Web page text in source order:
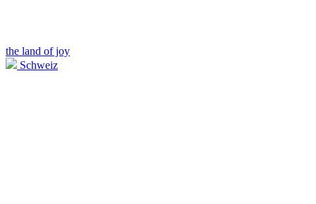
the land of joy
Schweiz